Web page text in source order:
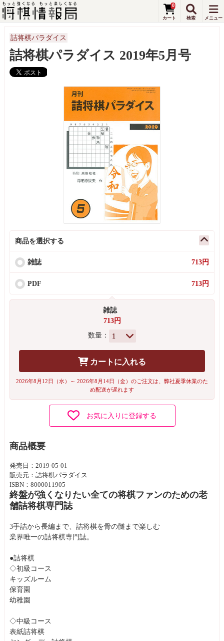
0
詰将棋パラダイス
詰将棋パラダイス 2019年5月号
商品を選択する
雑誌 713円
PDF 713円
雑誌
713円
数量：
カートに入れる
2026年8月12日（水）～ 2026年8月14日（金）のご注文は、弊社夏季休業のた
め配送が遅れます
お気に入りに登録する
商品概要
発売日：2019-05-01
販売元： 詰将棋パラダイス
ISBN：8000011905
終盤が強くなりたい全ての将棋ファンのための老
舗詰将棋専門誌
3手詰から長編まで、詰将棋を骨の髄まで楽しむ
業界唯一の詰将棋専門誌。
●詰将棋
◇初級コース
キッズルーム
保育園
幼稚園
◇中級コース
表紙詰将棋